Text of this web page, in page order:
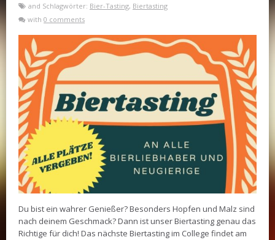
and Schlagwörter: Bier-Tasting, Biertasting
with 0 comments
Du bist ein wahrer Genießer? Besonders Hopfen und Malz sind
nach deinem Geschmack? Dann ist unser Biertasting genau das
Richtige für dich! Das nächste Biertasting im College findet am